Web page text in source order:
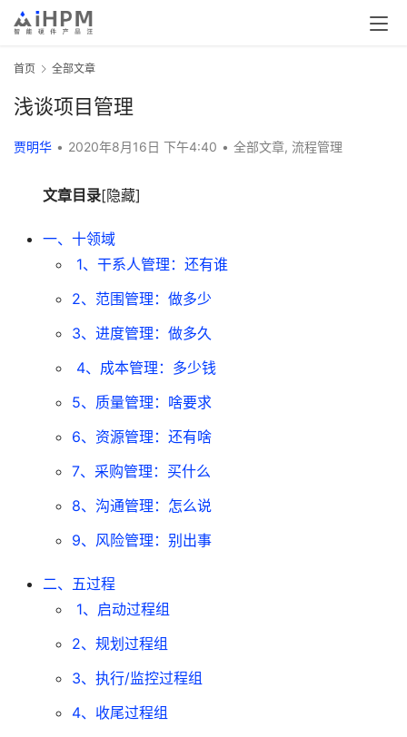
首页 全部文章
浅谈项目管理
贾明华 • 2020年8月16日 下午4:40 • 全部文章, 流程管理
文章目录[隐藏]
一、十领域
1、干系人管理：还有谁
2、范围管理：做多少
3、进度管理：做多久
4、成本管理：多少钱
5、质量管理：啥要求
6、资源管理：还有啥
7、采购管理：买什么
8、沟通管理：怎么说
9、风险管理：别出事
二、五过程
1、启动过程组
2、规划过程组
3、执行/监控过程组
4、收尾过程组